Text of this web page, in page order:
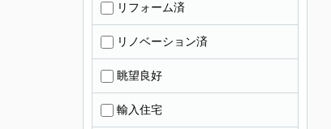
リフォーム済
リノベーション済
眺望良好
輸入住宅